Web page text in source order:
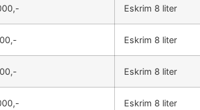
Eskrim 8 liter
Eskrim 8 liter
Eskrim 8 liter
Eskrim 8 liter